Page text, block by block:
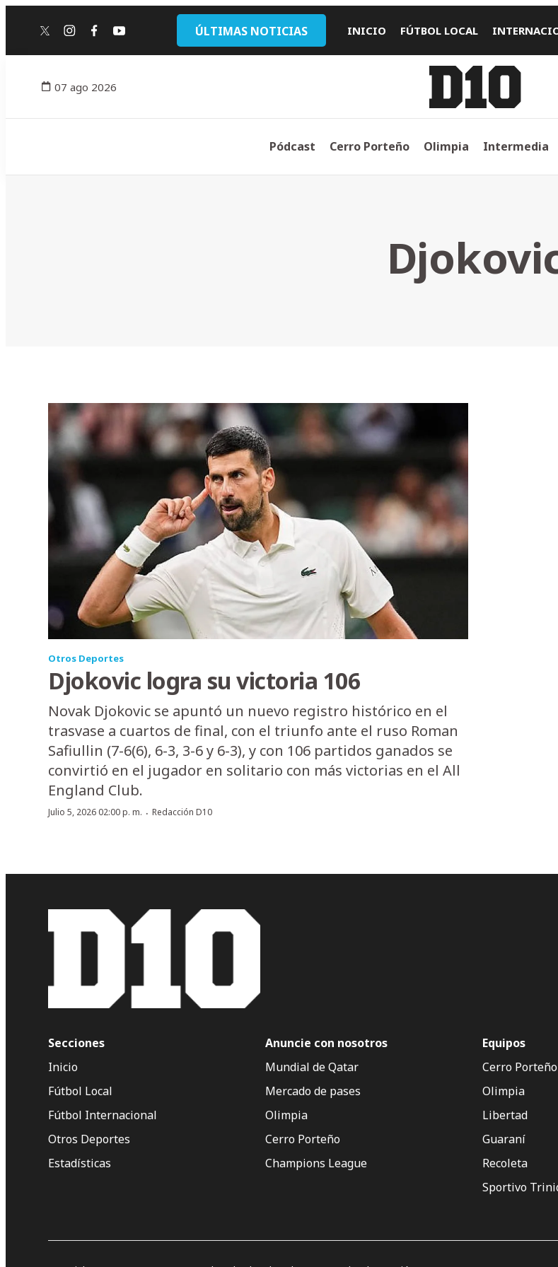
twitterinstagram
facebook
youtube ÚLTIMAS NOTICIAS INICIO FÚTBOL LOCAL
07 ago 2026
Pódcast Cerro Porteño Olimpia Intermedia
Otros Deportes
Djokovic logra su victoria 106
Novak Djokovic se apuntó un nuevo registro histórico en el
trasvase a cuartos de final, con el triunfo ante el ruso Roman
Safiullin (7-6(6), 6-3, 3-6 y 6-3), y con 106 partidos ganados se
convirtió en el jugador en solitario con más victorias en el All
England Club.
Julio 5, 2026 02:00 p. m. · Redacción D10
Secciones
Inicio
Fútbol Local
Fútbol Internacional
Otros Deportes
Estadísticas
Anuncie con nosotros
Mundial de Qatar
Mercado de pases
Olimpia
Cerro Porteño
Champions League
Equipos
Cerro Porteño
Olimpia
Libertad
Guaraní
Recoleta
Sportivo